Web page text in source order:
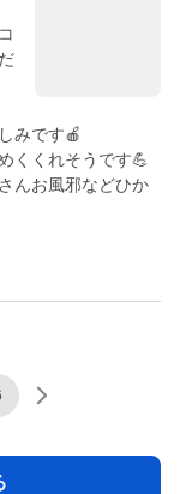
みです🍎
くくれそうです💪
んお風邪などひか